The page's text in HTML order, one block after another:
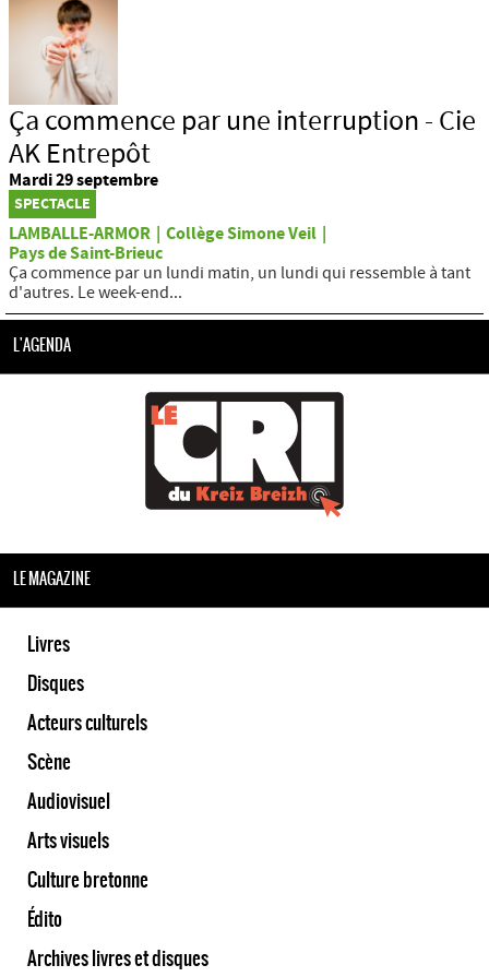
L'AGENDA
LE MAGAZINE
Livres
Disques
Acteurs culturels
Scène
Audiovisuel
Arts visuels
Culture bretonne
Édito
Archives livres et disques
Ça commence par une interruption - Cie
AK Entrepôt
Mardi 29 septembre
SPECTACLE
LAMBALLE-ARMOR Collège Simone Veil
Pays de Saint-Brieuc
Ça commence par un lundi matin, un lundi qui ressemble à tant
d'autres. Le week-end...